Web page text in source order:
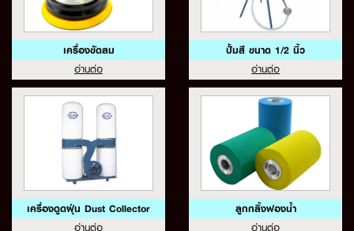
เครื่องขัดลม
อ่านต่อ
ปั้มสี ขนาด 1/2 นิ้ว
อ่านต่อ
เครื่องดูดฝุ่น Dust Collector
อ่านต่อ
ลูกกลิ้งฟองน้ำ
อ่านต่อ